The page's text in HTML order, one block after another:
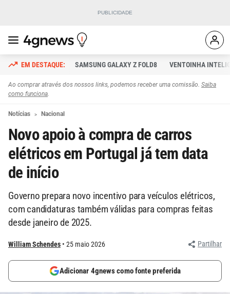
SAMSUNG GALAXY Z FOLD8 VENTOINHA
Ao comprar através dos nossos links, podemos receber uma comissão. Saiba
como funciona.
Notícias Nacional
Novo apoio à compra de carros
elétricos em Portugal já tem data
de início
Governo prepara novo incentivo para veículos elétricos,
com candidaturas também válidas para compras feitas
desde janeiro de 2025.
William Schendes 25 maio 2026 Partilhar
Adicionar 4gnews como fonte preferida